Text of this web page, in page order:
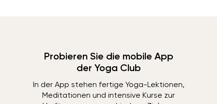
Probieren Sie die mobile App
der Yoga Club
In der App stehen fertige Yoga-Lektionen,
Meditationen und intensive Kurse zur